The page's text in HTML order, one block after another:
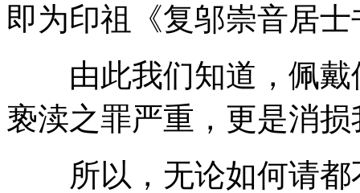
即为印祖《复邬崇音居士
由此我们知道，佩戴
亵渎之罪严重，更是消
所以，无论如何请都